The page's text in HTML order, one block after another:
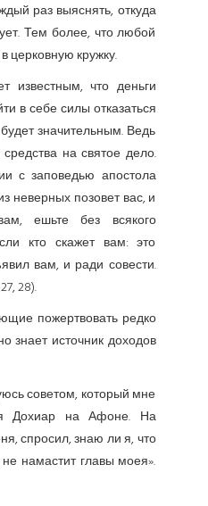
раз выяснять, откуда
Тем более, что любой
церковную кружку.
известным, что деньги
в себе силы отказаться
значительным. Ведь
на святое дело.
с заповедью апостола
неверных позовет вас, и
ешьте без всякого
кто скажет вам: это
вам, и ради совести.
28).
пожертвовать редко
знает источник доходов
советом, который мне
Дохиар на Афоне. На
спросил, знаю ли я, что
намастит главы моея».